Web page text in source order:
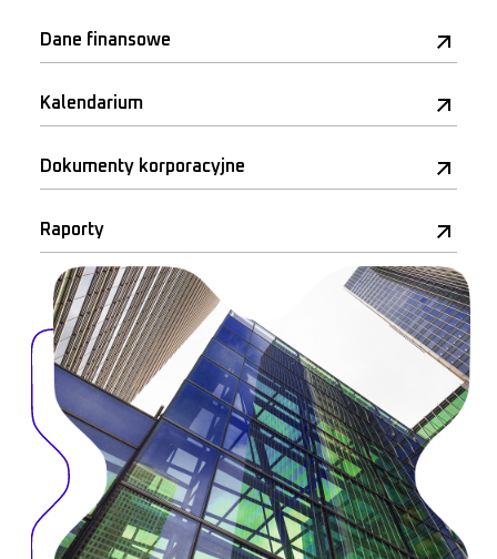
Dane finansowe
Kalendarium
Dokumenty korporacyjne
Raporty